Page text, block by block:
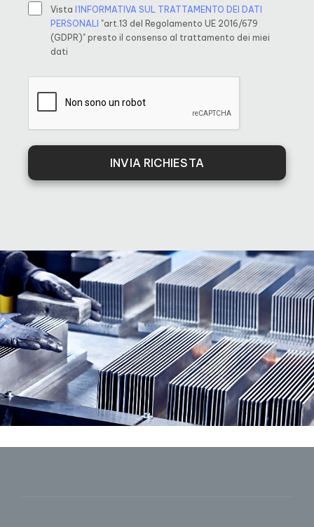
Vista l’INFORMATIVA SUL TRATTAMENTO DEI DATI
PERSONALI "art.13 del Regolamento UE 2016/679
(GDPR)" presto il consenso al trattamento dei miei
dati
INVIA RICHIESTA